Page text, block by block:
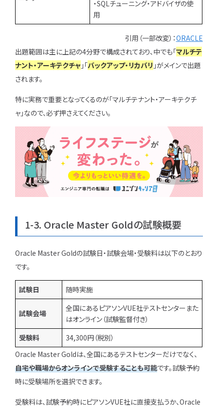
・SQLチューニング・アドバイザの使
用
引用（一部改変）：ORACLE
出題範囲は主に上記の4分野で構成されており、中でも「マルチテ
ナント・アーキテクチャ 」「バックアップ・リカバリ 」がメインで出題
されます。
特に実務で重要となってくるのが「マルチテナント・アーキテクチ
ャ」なので、必ず押さえてください。
1-3. Oracle Master Goldの試験概要
Oracle Master Goldの試験日・試験会場・受験料は以下のとおり
です。
試験日 随時実施
試験会場
全国にあるピアソンVUE社テストセンターまた
はオンライン（試験監督付き）
受験料
34,300円（税別）
Oracle Master Goldは、全国にあるテストセンターだけでなく、
自宅や職場からオンラインで受験することも可能です。試験予約
時に受験場所を選択できます。
受験料は、試験予約時にピアソンVUE社に直接支払うか、Oracle